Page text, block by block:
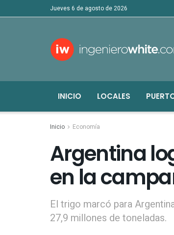
jueves 6 de agosto de 2026
INICIO LOCALES
Inicio Economía
Argentina
en la
El trigo marcó para
27,9 millones de toneladas.